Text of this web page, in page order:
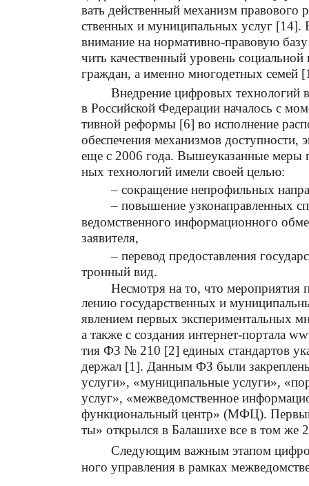
вать действенный механизм правового
ственных и муниципальных услуг [14].
внимание на нормативно-правовую
чить качественный уровень
граждан, а именно многодетных семей
Внедрение цифровых технологий
в Российской Федерации началось с
тивной реформы [6] во исполнение
обеспечения механизмов доступности,
еще с 2006 года. Вышеуказанные
ных технологий имели своей целью:
– сокращение непрофильных
– повышение узконаправленных
ведомственного информационного
заявителя,
– перевод предоставления
тронный вид.
Несмотря на то, что мероприятия
лению государственных и
явлением первых экспериментальных
а также с создания интернет-портала
тия ФЗ № 210 [2] единых стандартов
держал [1]. Данным ФЗ были
услуги», «муниципальные услуги»,
услуг», «межведомственное
функциональный центр» (МФЦ).
ты» открылся в Балашихе все в том же
Следующим важным этапом
ного управления в рамках